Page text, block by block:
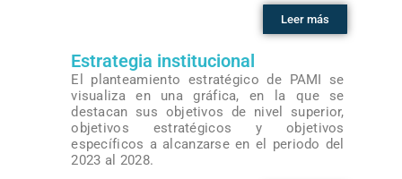
Leer más
Estrategia institucional
El planteamiento estratégico de PAMI se
visualiza en una gráfica, en la que se
destacan sus objetivos de nivel superior,
objetivos estratégicos y objetivos
específicos a alcanzarse en el periodo del
2023 al 2028.